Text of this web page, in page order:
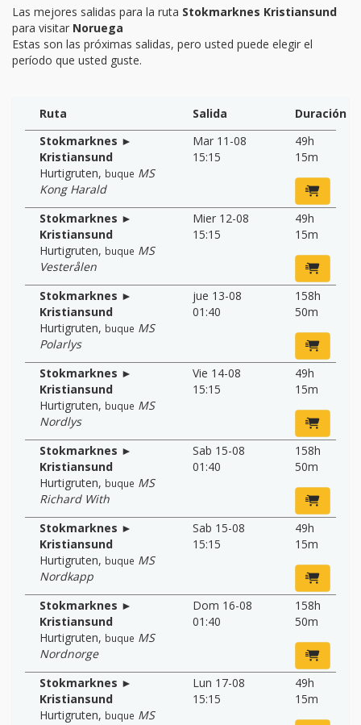
Las mejores salidas para la ruta Stokmarknes Kristiansund
para visitar Noruega
Estas son las próximas salidas, pero usted puede elegir el
período que usted guste.
Ruta Salida
Duración
Stokmarknes ►
Kristiansund
Hurtigruten, buque MS
Kong Harald
Mar 11-08
15:15
49h
15m
Stokmarknes ►
Kristiansund
Hurtigruten, buque MS
Vesterålen
Mier 12-08
15:15
49h
15m
Stokmarknes ►
Kristiansund
Hurtigruten, buque MS
Polarlys
jue 13-08
01:40
158h
50m
Stokmarknes ►
Kristiansund
Hurtigruten, buque MS
Nordlys
Vie 14-08
15:15
49h
15m
Stokmarknes ►
Kristiansund
Hurtigruten, buque MS
Richard With
Sab 15-08
01:40
158h
50m
Stokmarknes ►
Kristiansund
Hurtigruten, buque MS
Nordkapp
Sab 15-08
15:15
49h
15m
Stokmarknes ►
Kristiansund
Hurtigruten, buque MS
Nordnorge
Dom 16-08
01:40
158h
50m
Stokmarknes ►
Kristiansund
Hurtigruten, buque MS
Lun 17-08
15:15
49h
15m